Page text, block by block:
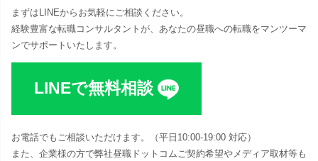
まずはLINEからお気軽にご相談ください。
経験豊富な転職コンサルタントが、あなたの昼職への転職をマンツーマ
ンでサポートいたします。
LINEで無料相談
お電話でもご相談いただけます。（平日10:00-19:00 対応​）
また、企業様の方で弊社昼職ドットコムご契約希望やメディア取材等も